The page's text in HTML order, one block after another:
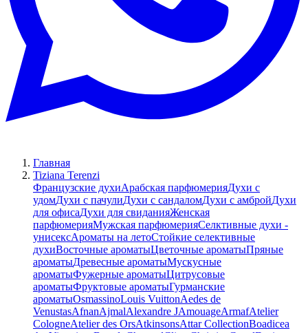
Главная
Tiziana Terenzi
Французские духиАрабская парфюмерияДухи с
удомДухи с пачулиДухи с сандаломДухи с амбройДухи
для офисаДухи для свиданияЖенская
парфюмерияМужская парфюмерияСелктивные духи -
унисексАроматы на летоСтойкие селективные
духиВосточные ароматыЦветочные ароматыПряные
ароматыДревесные ароматыМускусные
ароматыФужерные ароматыЦитрусовые
ароматыФруктовые ароматыГурманские
ароматыOsmassinoLouis VuittonAedes de
VenustasAfnanAjmalAlexandre JAmouageArmafAtelier
CologneAtelier des OrsAtkinsonsAttar CollectionBoadicea